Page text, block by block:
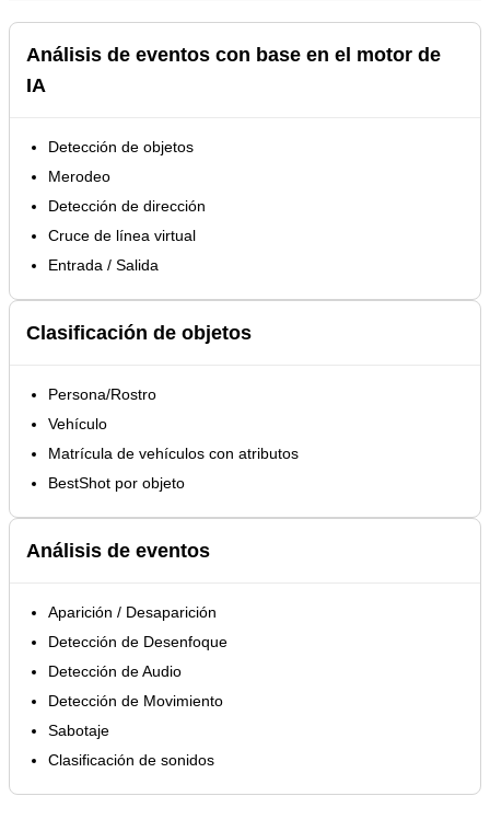
Análisis de eventos con base en el motor de
IA
Detección de objetos
Merodeo
Detección de dirección
Cruce de línea virtual
Entrada / Salida
Clasificación de objetos
Persona/Rostro
Vehículo
Matrícula de vehículos con atributos
BestShot por objeto
Análisis de eventos
Aparición / Desaparición
Detección de Desenfoque
Detección de Audio
Detección de Movimiento
Sabotaje
Clasificación de sonidos